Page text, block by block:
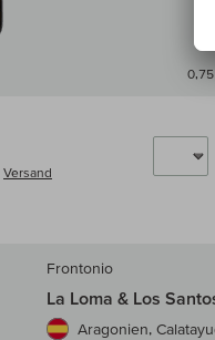
0,75
Versand
Frontonio
La Loma & Los
Aragonien,